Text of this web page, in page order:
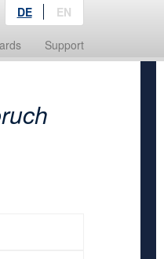
Support
DE EN